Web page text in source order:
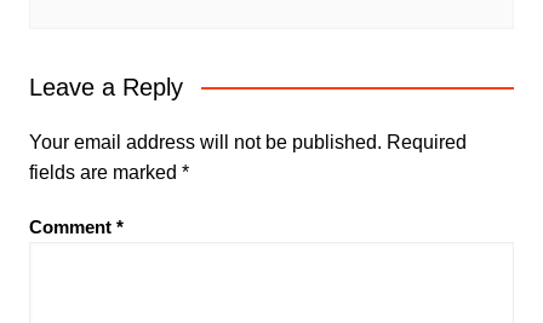
Leave a Reply
Your email address will not be published. Required
fields are marked *
Comment *